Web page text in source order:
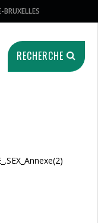
RECHERCHE